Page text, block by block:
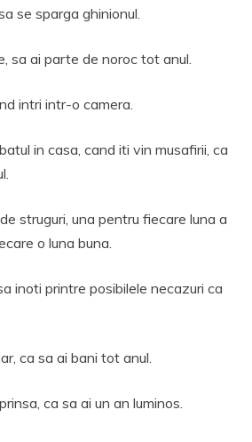
se sparga ghinionul.
sa ai parte de noroc tot anul.
intri intr-o camera.
in casa, cand iti vin musafirii, ca
struguri, una pentru fiecare luna a
o luna buna.
inoti printre posibilele necazuri ca
ca sa ai bani tot anul.
ca sa ai un an luminos.